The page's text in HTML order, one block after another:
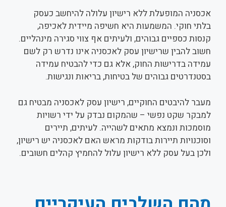
אכסניה המופעלת ללא רישיון עלולה להיחשב כעסק
בלתי חוקי. המשמעות היא חשיפה מיידית לאכיפה,
קנסות כספיים גבוהים, ולעיתים אף צווי סגירה מינהליים.
חשוב להבין שרישיון עסק לאכסניה אינו נדרש רק לשם
עמידה בדרישות החוק, אלא גם כדי להבטיח עמידה
בסטנדרטים גבוהים של בטיחות, בריאות ונגישות.
מעבר להיבטים החוקיים, רישיון עסק לאכסניה מבטיח גם
למבקר שקט נפשי – שהמקום נבדק על ידי רשויות
מוסמכות ונמצא מתאים לשהייה. לעיתים, תיירים
וסוכנויות תיירות בודקות מראש האם לאכסניה יש רישיון,
ולכן בעל עסק ללא רישיון עלול להחמיץ קהלים חשובים.